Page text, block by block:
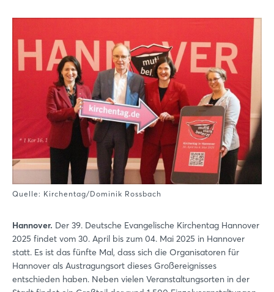
Quelle: Kirchentag/Dominik Rossbach
Hannover. Der 39. Deutsche Evangelische Kirchentag Hannover
2025 findet vom 30. April bis zum 04. Mai 2025 in Hannover
statt. Es ist das fünfte Mal, dass sich die Organisatoren für
Hannover als Austragungsort dieses Großereignisses
entschieden haben. Neben vielen Veranstaltungsorten in der